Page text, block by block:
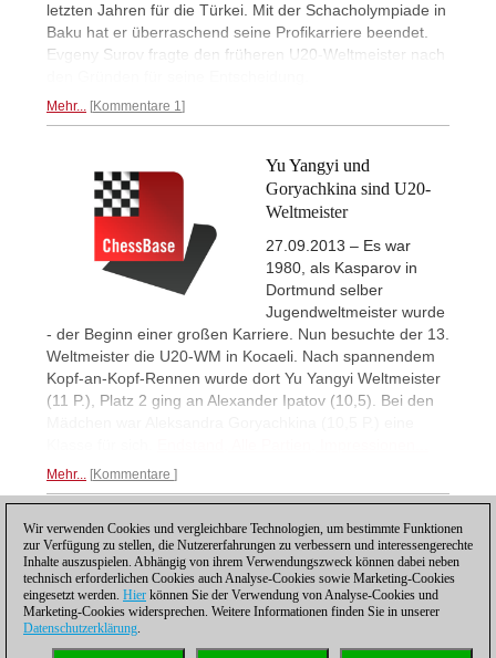
letzten Jahren für die Türkei. Mit der Schacholympiade in
Baku hat er überraschend seine Profikarriere beendet.
Evgeny Surov fragte den früheren U20-Weltmeister nach
Mehr... Kommentare 1
Yu Yangyi und
Goryachkina sind U20-
Weltmeister
27.09.2013 – Es war
1980, als Kasparov in
Dortmund selber
Jugendweltmeister wurde
- der Beginn einer großen Karriere. Nun besuchte der 13.
Weltmeister die U20-WM in Kocaeli. Nach spannendem
Kopf-an-Kopf-Rennen wurde dort Yu Yangyi Weltmeister
(11 P.), Platz 2 ging an Alexander Ipatov (10,5). Bei den
Mehr... Kommentare
1
Wir verwenden Cookies und vergleichbare Technologien, um bestimmte Funktionen
zur Verfügung zu stellen, die Nutzererfahrungen zu verbessern und interessengerechte
Inhalte auszuspielen. Abhängig von ihrem Verwendungszweck können dabei neben
technisch erforderlichen Cookies auch Analyse-Cookies sowie Marketing-Cookies
eingesetzt werden. Hier können Sie der Verwendung von Analyse-Cookies und
Marketing-Cookies widersprechen. Weitere Informationen finden Sie in unserer
Datenschutzerklärung.